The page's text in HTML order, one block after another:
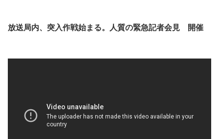
放送局内、突入作戦始まる。人質の緊急記者会見 開催